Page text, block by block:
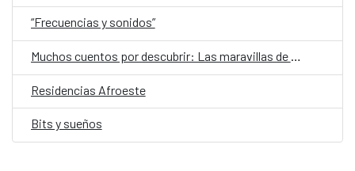
“Frecuencias y sonidos”
Muchos cuentos por descubrir: Las maravillas de nuestros pueblos nativos
Residencias Afroeste
Bits y sueños